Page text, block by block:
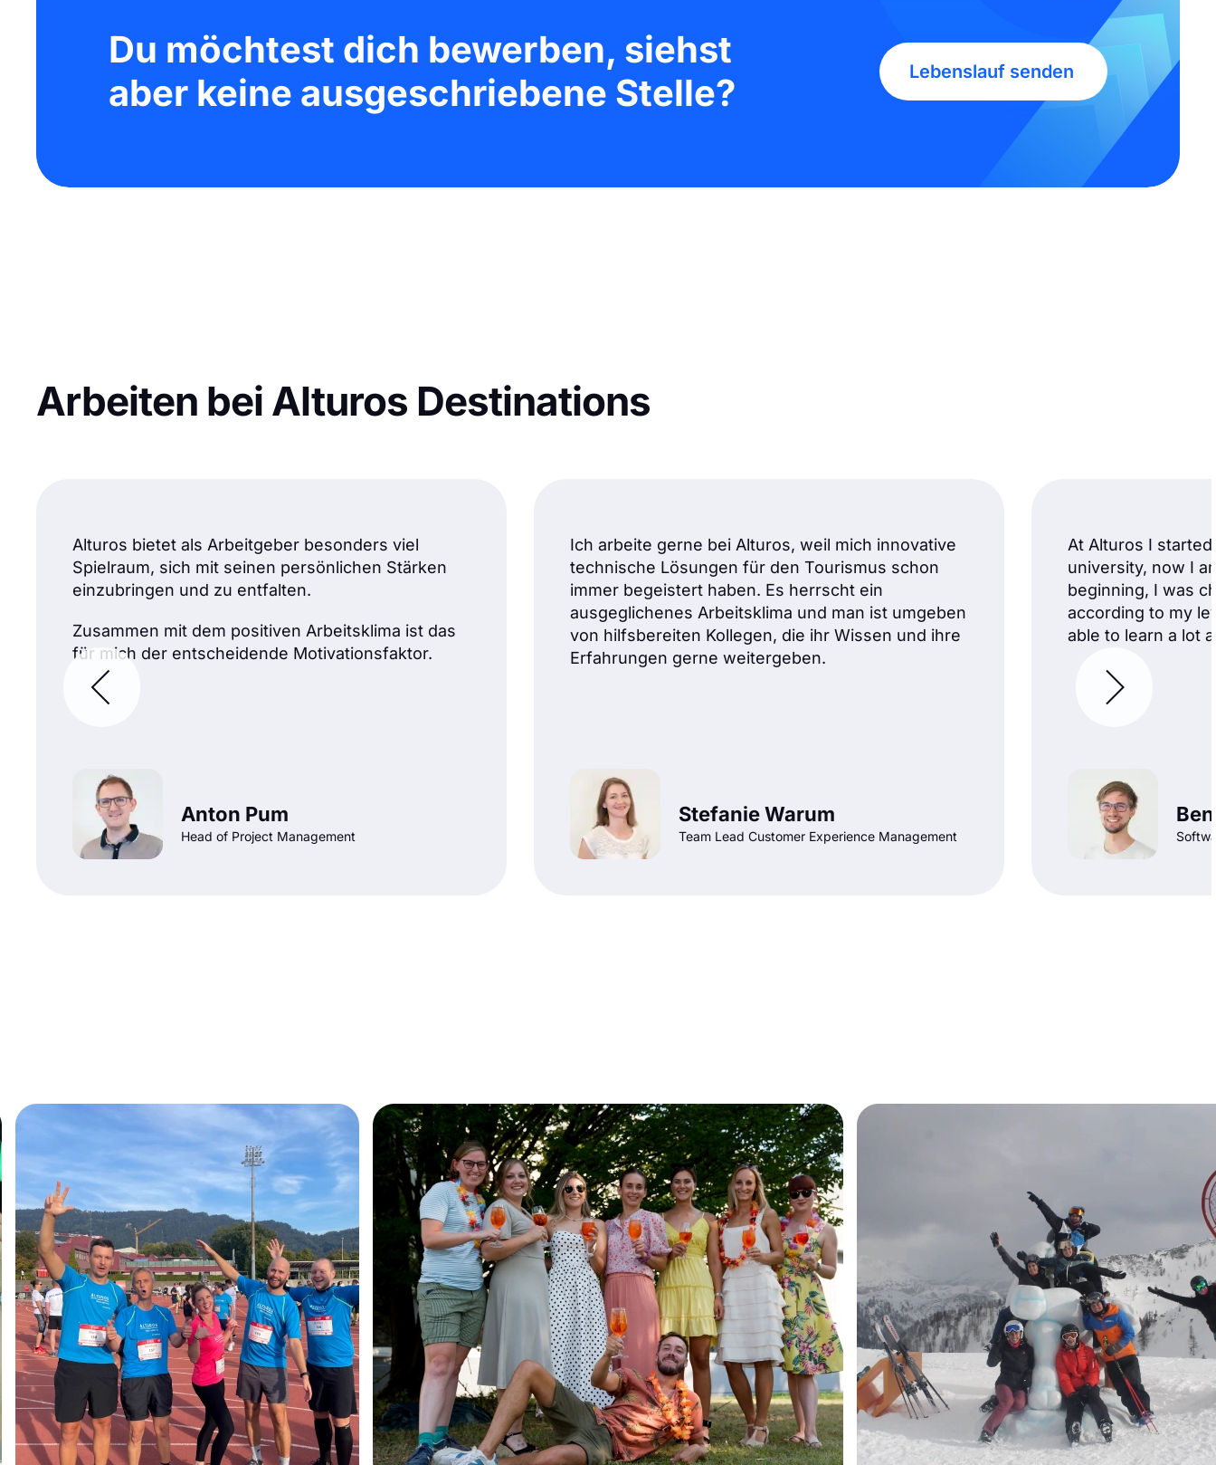
Du möchtest dich bewerben, siehst
aber keine ausgeschriebene Stelle?
Lebenslauf senden
Arbeiten bei Alturos Destinations
Alturos bietet als Arbeitgeber besonders viel
Spielraum, sich mit seinen persönlichen Stärken
einzubringen und zu entfalten.
Zusammen mit dem positiven Arbeitsklima ist das
für mich der entscheidende Motivationsfaktor.
Anton Pum
Head of Project Management
Ich arbeite gerne bei Alturos, weil mich innovative
technische Lösungen für den Tourismus schon
immer begeistert haben. Es herrscht ein
ausgeglichenes Arbeitsklima und man ist umgeben
von hilfsbereiten Kollegen, die ihr Wissen und ihre
Erfahrungen gerne weitergeben.
Stefanie Warum
Team Lead Customer Experience Management
At Alturos I
university, now I
beginning, I was
according to my
able to learn a lot